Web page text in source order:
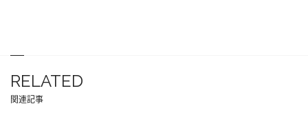
RELATED
関連記事